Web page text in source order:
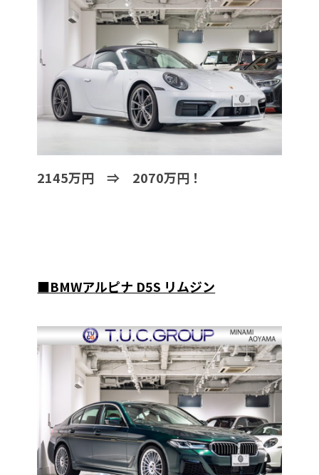
2145万円 ⇒ 2070万円！
■BMWアルピナ D5S リムジン